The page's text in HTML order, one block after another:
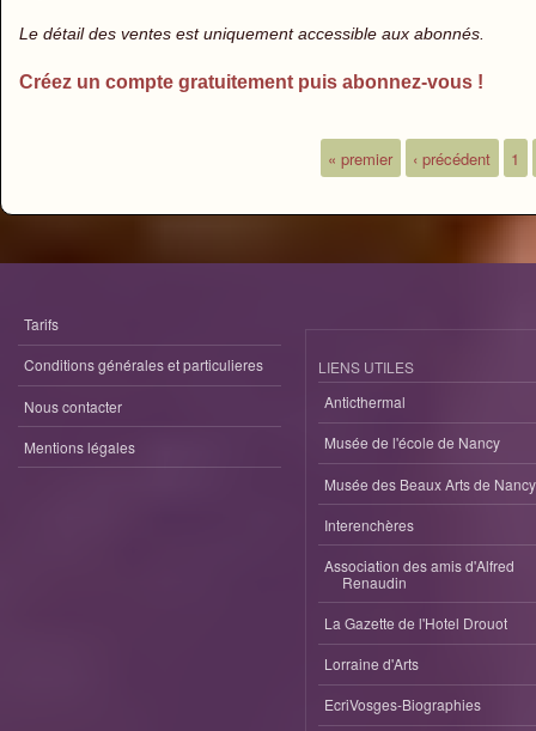
Le détail des ventes est uniquement accessible aux abonnés.
Créez un compte gratuitement puis abonnez-vous !
« premier ‹ précédent 1
Tarifs
Conditions générales et particulieres
Nous contacter
Mentions légales
LIENS UTILES
Anticthermal
Musée de l'école de Nancy
Musée des Beaux Arts de Nancy
Interenchères
Association des amis d'Alfred
Renaudin
La Gazette de l'Hotel Drouot
Lorraine d'Arts
EcriVosges-Biographies